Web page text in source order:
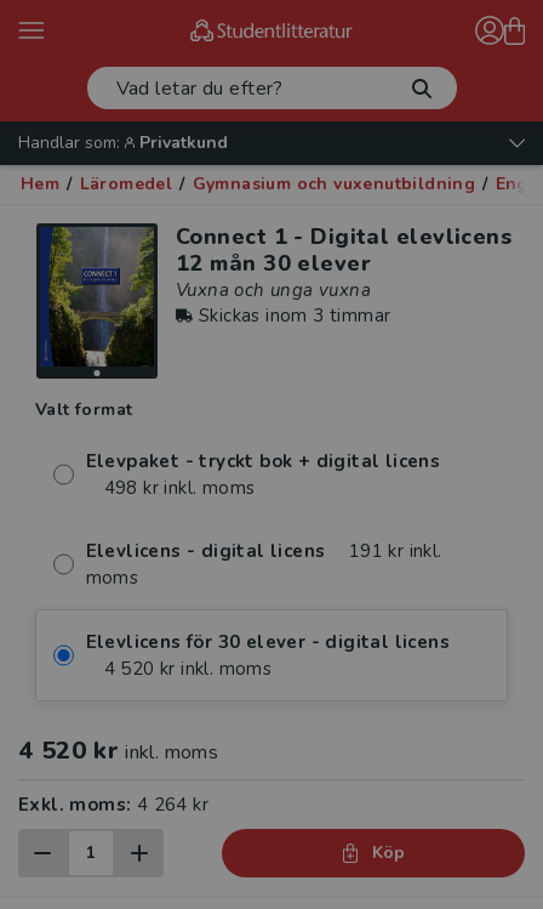
Handlar som:
Privatkund
Hem / Läromedel / Gymnasium och vuxenutbildning /
Connect 1 - Digital elevlicens
12 mån 30 elever
Vuxna och unga vuxna
Skickas inom 3 timmar
Valt format
Elevpaket - tryckt bok + digital licens
498 kr inkl. moms
Elevlicens - digital licens
191 kr inkl.
moms
Elevlicens för 30 elever - digital licens
4 520 kr inkl. moms
4 520 kr inkl. moms
Exkl. moms: 4 264 kr
Köp